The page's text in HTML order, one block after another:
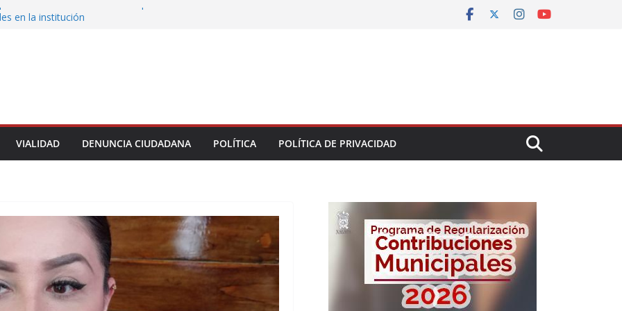
de la UPAV insisten en presuntas
de Veracruz la cultura de la prevención
municipio
VIALIDAD DENUNCIA CIUDADANA POLÍTICA POLÍTICA DE PRIVACIDAD